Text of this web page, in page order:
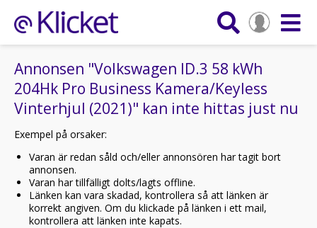
Annonsen "Volkswagen ID.3 58 kWh
204Hk Pro Business Kamera/Keyless
Vinterhjul (2021)" kan inte hittas just nu
Exempel på orsaker:
Varan är redan såld och/eller annonsören har tagit bort
annonsen.
Varan har tillfälligt dolts/lagts offline.
Länken kan vara skadad, kontrollera så att länken är
korrekt angiven. Om du klickade på länken i ett mail,
kontrollera att länken inte kapats.